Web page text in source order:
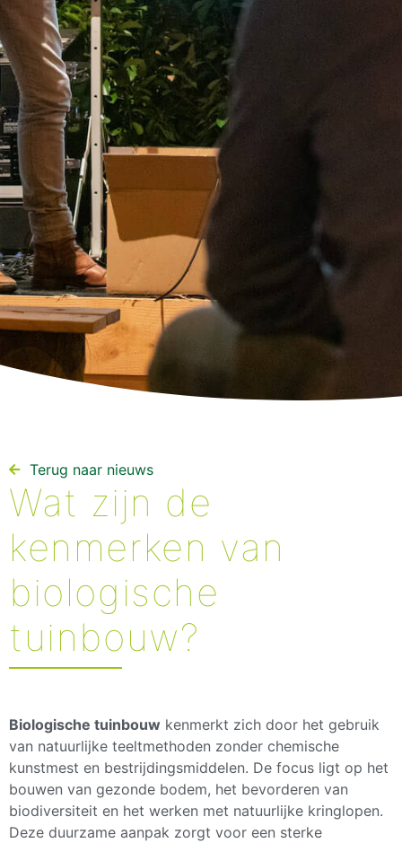
Terug naar nieuws​
Wat zijn de
kenmerken van
biologische
tuinbouw?
Biologische tuinbouw kenmerkt zich door het gebruik
van natuurlijke teeltmethoden zonder chemische
kunstmest en bestrijdingsmiddelen. De focus ligt op het
bouwen van gezonde bodem, het bevorderen van
biodiversiteit en het werken met natuurlijke kringlopen.
Deze duurzame aanpak zorgt voor een sterke